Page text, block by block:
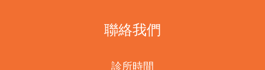
聯絡我們
診所時間